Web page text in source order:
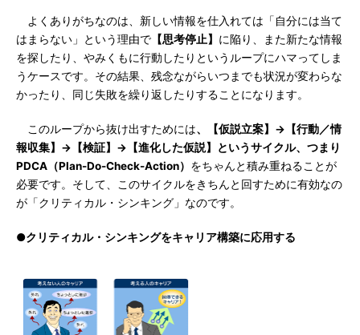
よくありがちなのは、新しい情報を仕入れては「自分には当て
はまらない」という理由で 【思考停止】 に陥り、また新たな情報
を探したり、やみくもに行動したりというループにハマってしま
うケースです。その結果、残念ながらいつまでも状況が変わらな
かったり、同じ失敗を繰り返したりすることになります。
このループから抜け出すためには、【仮説立案】→【行動／情
報収集】→【検証】→【進化した仮説】というサイクル、つまり
PDCA（Plan-Do-Check-Action） をちゃんと積み重ねることが
必要です。そして、このサイクルをきちんと回すために有効なの
が「クリティカル・シンキング」なのです。
●クリティカル・シンキングをキャリア構築に応用する